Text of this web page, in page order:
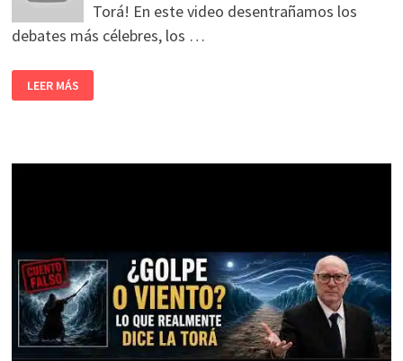
Torá! En este video desentrañamos los
debates más célebres, los …
LEER MÁS